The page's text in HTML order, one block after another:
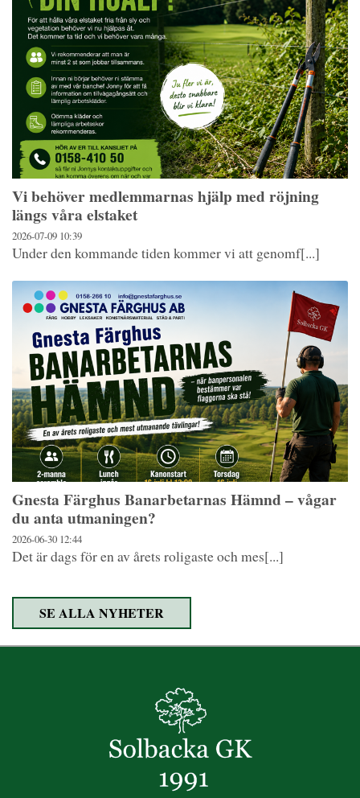
Vi behöver medlemmarnas hjälp med röjning
längs våra elstaket
2026-07-09 10:39
Under den kommande tiden kommer vi att genomf[...]
Gnesta Färghus Banarbetarnas Hämnd – vågar
du anta utmaningen?
2026-06-30 12:44
Det är dags för en av årets roligaste och mes[...]
SE ALLA NYHETER